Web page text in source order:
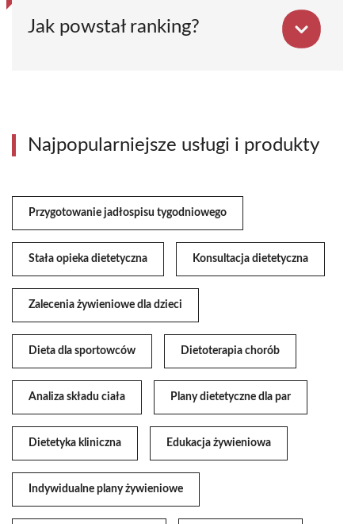
Jak powstał ranking?
Najpopularniejsze usługi i produkty
Przygotowanie jadłospisu tygodniowego
Stała opieka dietetyczna Konsultacja dietetyczna
Zalecenia żywieniowe dla dzieci
Dieta dla sportowców Dietoterapia chorób
Analiza składu ciała Plany dietetyczne dla par
Dietetyka kliniczna Edukacja żywieniowa
Indywidualne plany żywieniowe